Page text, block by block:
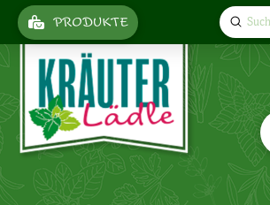
PRODUKTE Search
Submit